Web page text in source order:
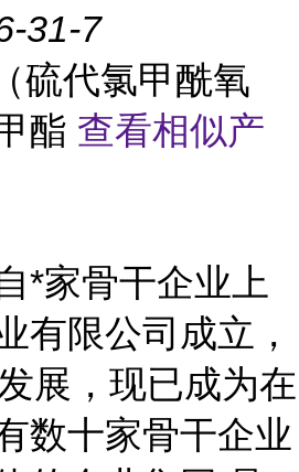
31-7
硫代氯甲酰氧
酯 查看相似产
*家骨干企业上
有限公司成立，
展，现已成为在
数十家骨干企业